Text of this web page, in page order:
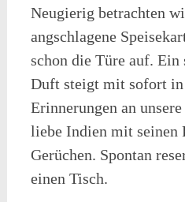
Neugierig betrachten
angschlagene
schon die Türe auf. Ein
Duft steigt mit sofort in
Erinnerungen an
liebe Indien mit seinen
Gerüchen. Spontan
einen Tisch.